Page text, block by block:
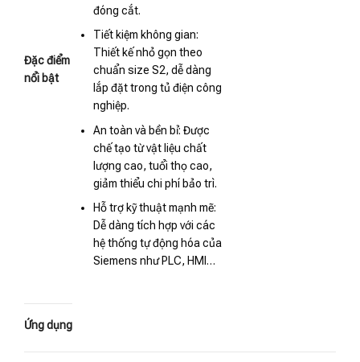
Đặc điểm
nổi bật
đóng cắt.
Tiết kiệm không gian:
Thiết kế nhỏ gọn theo
chuẩn size S2, dễ dàng
lắp đặt trong tủ điện công
nghiệp.
An toàn và bền bỉ: Được
chế tạo từ vật liệu chất
lượng cao, tuổi thọ cao,
giảm thiểu chi phí bảo trì.
Hỗ trợ kỹ thuật mạnh mẽ:
Dễ dàng tích hợp với các
hệ thống tự động hóa của
Siemens như PLC, HMI…
Ứng dụng